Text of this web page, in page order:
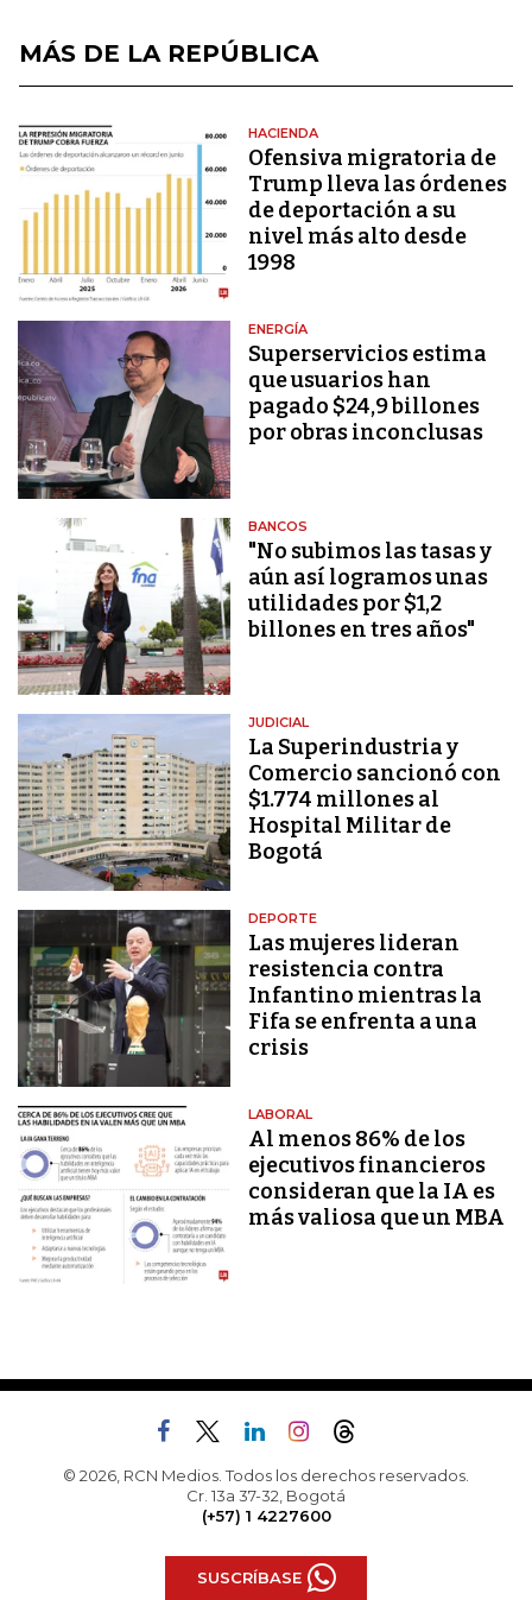
MÁS DE LA REPÚBLICA
HACIENDA
Ofensiva migratoria de
Trump lleva las órdenes
de deportación a su
nivel más alto desde
1998
ENERGÍA
Superservicios estima
que usuarios han
pagado $24,9 billones
por obras inconclusas
BANCOS
"No subimos las tasas y
aún así logramos unas
utilidades por $1,2
billones en tres años"
JUDICIAL
La Superindustria y
Comercio sancionó con
$1.774 millones al
Hospital Militar de
Bogotá
DEPORTE
Las mujeres lideran
resistencia contra
Infantino mientras la
Fifa se enfrenta a una
crisis
LABORAL
Al menos 86% de los
ejecutivos financieros
consideran que la IA es
más valiosa que un MBA
© 2026, RCN Medios. Todos los derechos reservados.
Cr. 13a 37-32, Bogotá
(+57) 1 4227600
SUSCRÍBASE